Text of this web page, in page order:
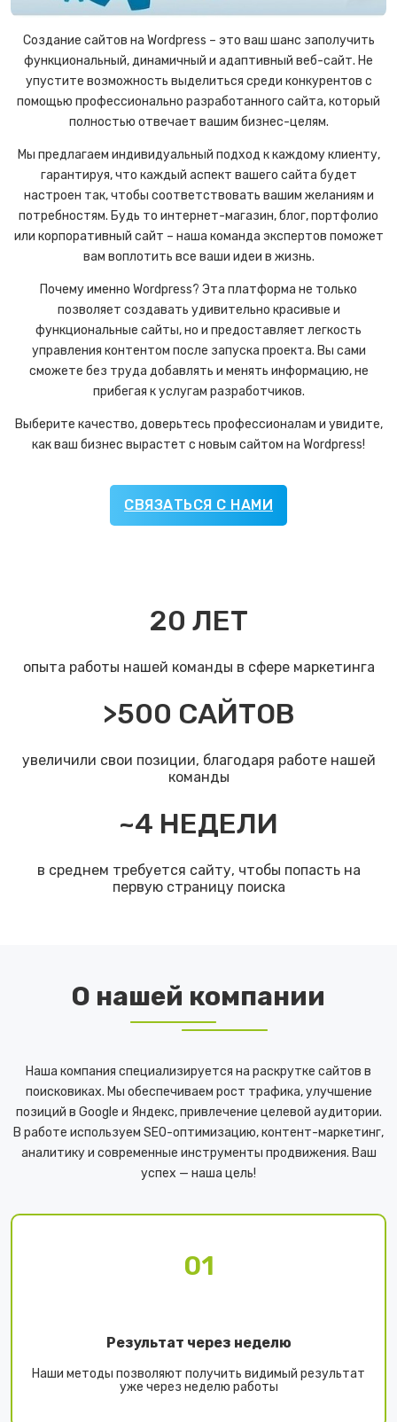
Создание сайтов на Wordpress – это ваш шанс заполучить
функциональный, динамичный и адаптивный веб-сайт. Не
упустите возможность выделиться среди конкурентов с
помощью профессионально разработанного сайта, который
полностью отвечает вашим бизнес-целям.
Мы предлагаем индивидуальный подход к каждому клиенту,
гарантируя, что каждый аспект вашего сайта будет
настроен так, чтобы соответствовать вашим желаниям и
потребностям. Будь то интернет-магазин, блог, портфолио
или корпоративный сайт – наша команда экспертов поможет
вам воплотить все ваши идеи в жизнь.
Почему именно Wordpress? Эта платформа не только
позволяет создавать удивительно красивые и
функциональные сайты, но и предоставляет легкость
управления контентом после запуска проекта. Вы сами
сможете без труда добавлять и менять информацию, не
прибегая к услугам разработчиков.
Выберите качество, доверьтесь профессионалам и увидите,
как ваш бизнес вырастет с новым сайтом на Wordpress!
СВЯЗАТЬСЯ С НАМИ
20 ЛЕТ
опыта работы нашей команды в сфере маркетинга
>500 САЙТОВ
увеличили свои позиции, благодаря работе нашей
команды
~4 НЕДЕЛИ
в среднем требуется сайту, чтобы попасть на
первую страницу поиска
О нашей компании
Наша компания специализируется на раскрутке сайтов в
поисковиках. Мы обеспечиваем рост трафика, улучшение
позиций в Google и Яндекс, привлечение целевой аудитории.
В работе используем SEO-оптимизацию, контент-маркетинг,
аналитику и современные инструменты продвижения. Ваш
успех — наша цель!
01
Результат через неделю
Наши методы позволяют получить видимый результат
уже через неделю работы